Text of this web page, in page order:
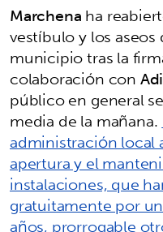
Marchenaha
vestíbulo y los
municipio tras la
colaboración con
público en general
media de la mañana.
administración local
apertura y el
instalaciones, que
gratuitamente por
años, prorrogable